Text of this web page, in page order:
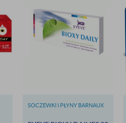
SOCZEWKI I PŁYNY BARNAUX